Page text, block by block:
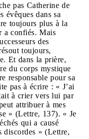
pas Catherine de
évêques dans sa
toujours plus à la
a confiés. Mais
des
toujours,
Et dans la prière,
du corps mystique
responsable pour sa
pas à écrire : « J’ai
à crier vers lui par
attribuer à mes
» (Lettre, 137). « Je
qui a causé
discordes » (Lettre,